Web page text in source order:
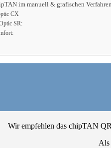
im manuell & grafischen
CX
SR:
Wir empfehlen das chipTAN
Als